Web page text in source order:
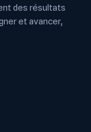
des résultats
et avancer,